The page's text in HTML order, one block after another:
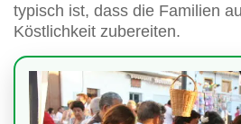
typisch ist, dass die Familien
Köstlichkeit zubereiten.